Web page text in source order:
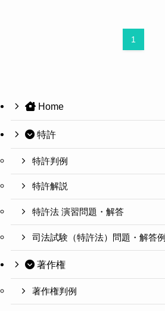
1
Home
特許
特許判例
特許解説
特許法 演習問題・解答
司法試験（特許法）問題・解答例
著作権
著作権判例